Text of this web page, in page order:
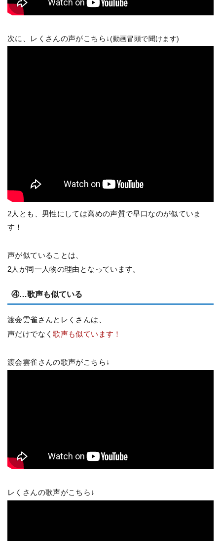
次に、レくさんの声がこちら↓(動画冒頭で聞けます)
2人とも、男性にしては高めの声質で早口なのが似ていま
す！
声が似ていることは、
2人が同一人物の理由となっています。
④…歌声も似ている
渡会雲雀さんとレくさんは、
声だけでなく歌声も似ています！
渡会雲雀さんの歌声がこちら↓
レくさんの歌声がこちら↓